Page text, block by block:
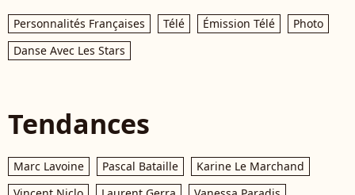
Personnalités Françaises Télé Émission Télé
Photo
Danse Avec Les Stars
Tendances
Marc Lavoine Pascal Bataille
Karine Le Marchand